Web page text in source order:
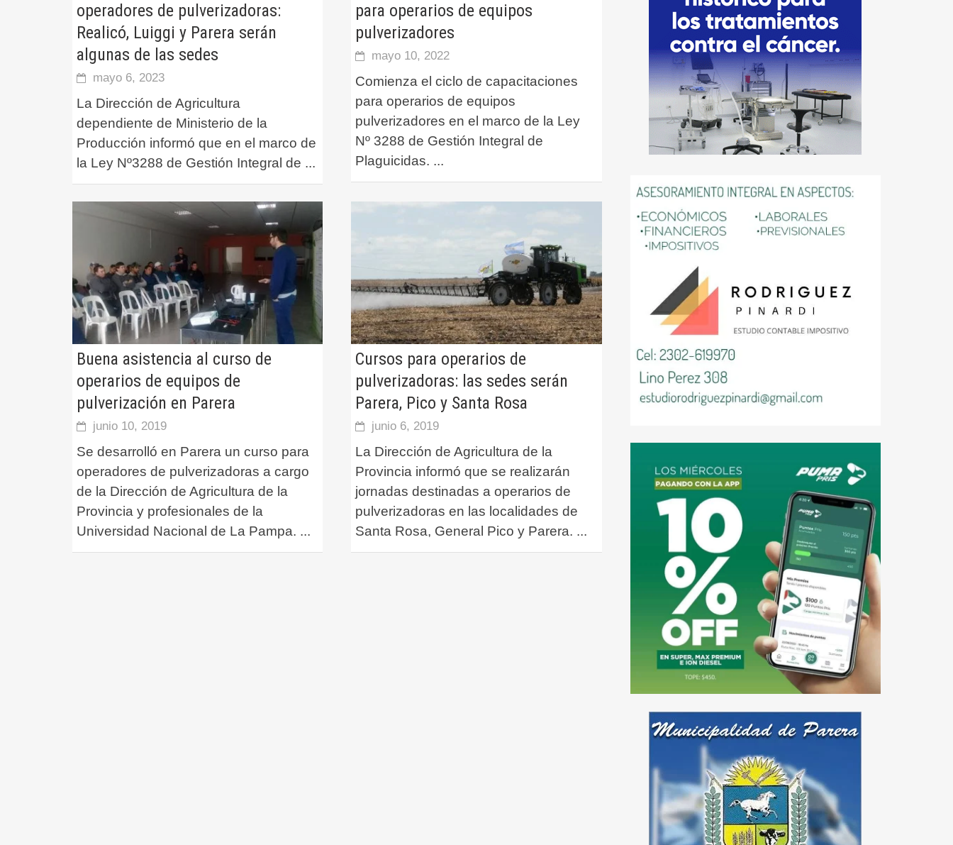
operadores de pulverizadoras:
Realicó, Luiggi y Parera serán
algunas de las sedes
mayo 6, 2023
La Dirección de Agricultura
dependiente de Ministerio de la
Producción informó que en el marco de
la Ley Nº3288 de Gestión Integral de ...
para operarios de equipos
pulverizadores
mayo 10, 2022
Comienza el ciclo de capacitaciones
para operarios de equipos
pulverizadores en el marco de la Ley
Nº 3288 de Gestión Integral de
Plaguicidas. ...
Buena asistencia al curso de
operarios de equipos de
pulverización en Parera
junio 10, 2019
Se desarrolló en Parera un curso para
operadores de pulverizadoras a cargo
de la Dirección de Agricultura de la
Provincia y profesionales de la
Universidad Nacional de La Pampa. ...
Cursos para operarios de
pulverizadoras: las sedes serán
Parera, Pico y Santa Rosa
junio 6, 2019
La Dirección de Agricultura de la
Provincia informó que se realizarán
jornadas destinadas a operarios de
pulverizadoras en las localidades de
Santa Rosa, General Pico y Parera. ...